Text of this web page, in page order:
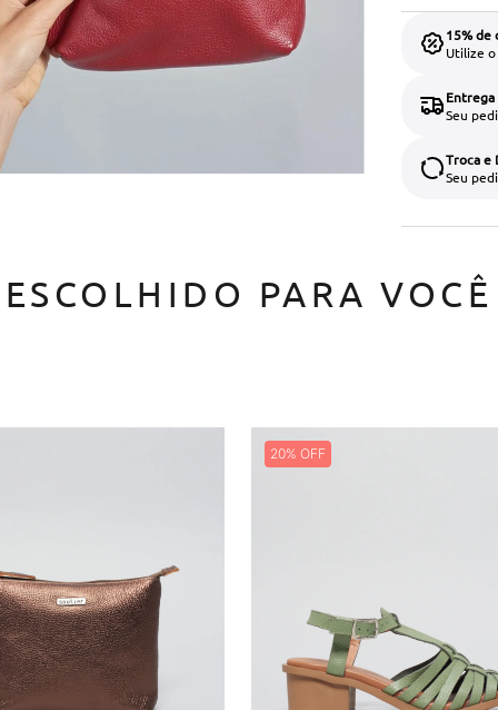
15% de
Utilize o
Entrega
Seu
Troca e
Seu
ESCOLHIDO PARA VOCÊ
20%